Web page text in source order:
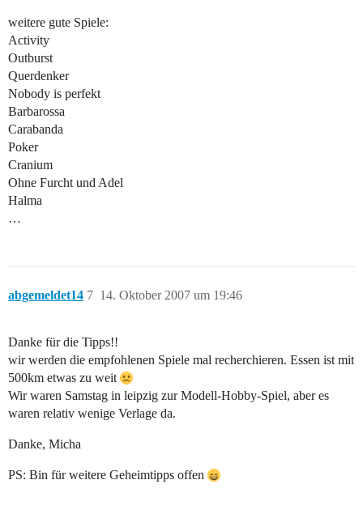
weitere gute Spiele:
Activity
Outburst
Querdenker
Nobody is perfekt
Barbarossa
Carabanda
Poker
Cranium
Ohne Furcht und Adel
Halma
…
abgemeldet14 14. Oktober 2007 um 19:46
7
Danke für die Tipps!!
wir werden die empfohlenen Spiele mal recherchieren. Essen ist mit
500km etwas zu weit
Wir waren Samstag in leipzig zur Modell-Hobby-Spiel, aber es
waren relativ wenige Verlage da.
Danke, Micha
PS: Bin für weitere Geheimtipps offen